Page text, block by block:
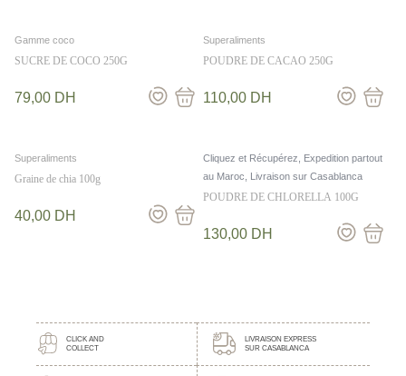
Gamme coco
SUCRE DE COCO 250G
79,00 DH
Superaliments
POUDRE DE CACAO 250G
110,00 DH
Superaliments
Graine de chia 100g
40,00 DH
Cliquez et Récupérez, Expedition partout
au Maroc, Livraison sur Casablanca
POUDRE DE CHLORELLA 100G
130,00 DH
CLICK AND
COLLECT
LIVRAISON EXPRESS
SUR CASABLANCA